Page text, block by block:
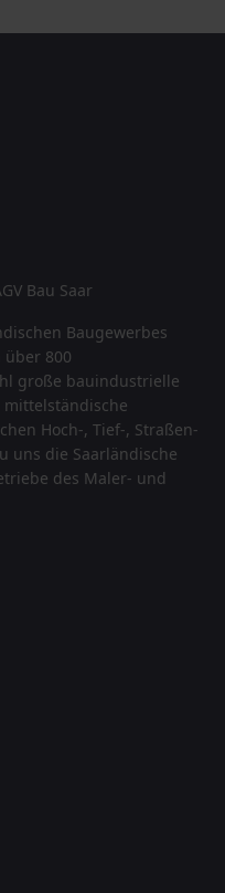
Bau Saar
Baugewerbes
800
große bauindustrielle
Hoch-, Tief-, Straßen-
uns die Saarländische
des Maler- und